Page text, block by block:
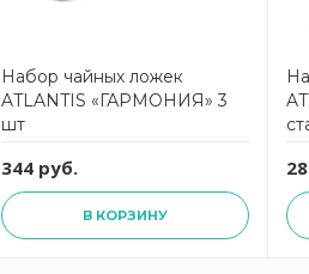
Набор чайных ложек
ATLANTIS «ГАРМОНИЯ» 3
шт
344 руб.
В КОРЗИНУ